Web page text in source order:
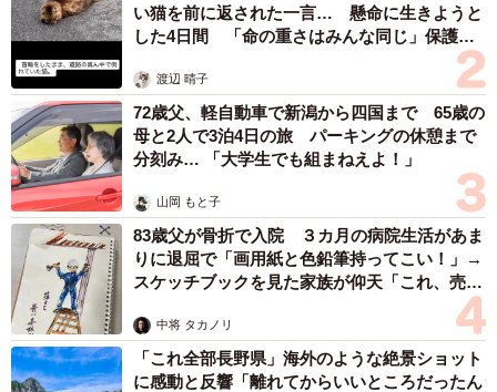
い猫を前に返された一言… 懸命に生きようと
した4日間 「命の重さはみんな同じ」保護団
渡辺 晴子
72歳父、軽自動車で新潟から四国まで 65歳の
母と2人で3泊4日の旅 パーキングの休憩まで
分刻み… 「大学生でも組まねえよ！」
山岡 もと子
83歳父が骨折で入院 ３カ月の病院生活があま
りに退屈で「画用紙と色鉛筆持ってこい！」→
スケッチブックを見た家族が仰天「これ、売れ
中将 タカノリ
「これ全部長野県」海外のような絶景ショット
に感動と反響「離れてからいいところだったん